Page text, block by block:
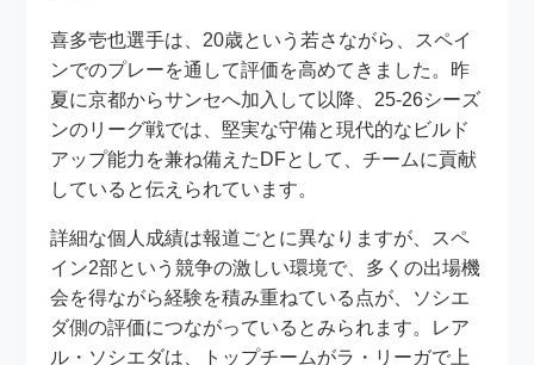
喜多壱也選手は、20歳という若さながら、スペイ
ンでのプレーを通して評価を高めてきました。昨
夏に京都からサンセへ加入して以降、25-26シーズ
ンのリーグ戦では、堅実な守備と現代的なビルド
アップ能力を兼ね備えたDFとして、チームに貢献
していると伝えられています。
詳細な個人成績は報道ごとに異なりますが、スペ
イン2部という競争の激しい環境で、多くの出場機
会を得ながら経験を積み重ねている点が、ソシエ
ダ側の評価につながっているとみられます。レア
ル・ソシエダは、トップチームがラ・リーガで上